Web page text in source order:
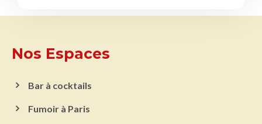
Nos Espaces
Bar à cocktails
Fumoir à Paris